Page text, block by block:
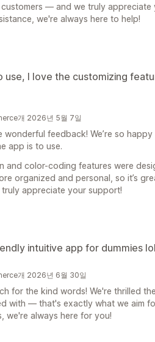
— and we truly appreciate
we're always here to help!
use, I love the customizing
개 2026년 5월 7일
feedback! We’re so
app is to use.
and color-coding features were
organized and personal, so it’s
truly appreciate your support!
intuitive app for dummies lol
개 2026년 6월 30일
for the kind words! We're thrilled
with — that's exactly what we aim
we're always here for you!